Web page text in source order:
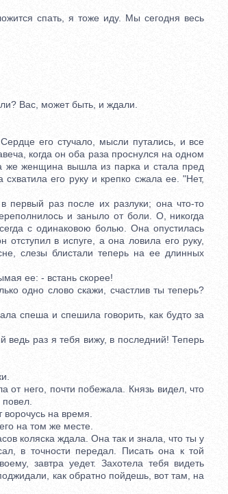
спать, я тоже иду. Мы сегодня весь
Вас, может быть, и ждали.
его стучало, мысли путались, и все
когда он оба раза проснулся на одном
же женщина вышла из парка и стала пред
его руку и крепко сжала ее. "Нет,
раз после их разлуки; она что-то
и заныло от боли. О, никогда
с одинаковою болью. Она опустилась
в испуге, а она ловила его руку,
слезы блистали теперь на ее длинных
ее: - встань скорее!
одно слово скажи, счастлив ты теперь?
спеша и спешила говорить, как будто за
раз я тебя вижу, в последний! Теперь
него, почти побежала. Князь видел, что
повел.
на время.
на том же месте.
коляска ждала. Она так и знала, что ты у
в точности передал. Писать она к той
завтра уедет. Захотела тебя видеть
как обратно пойдешь, вот там, на